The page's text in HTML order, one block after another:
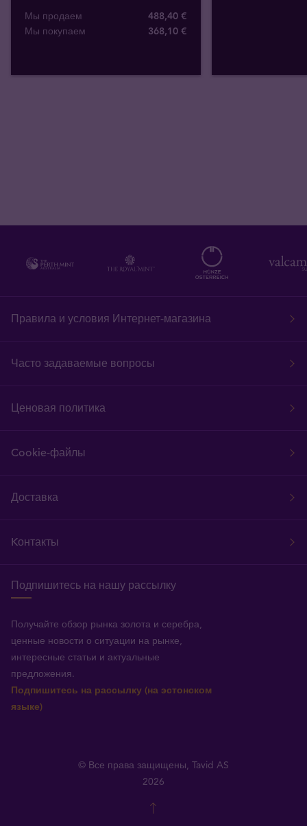
Мы продаем
488,40 €
Мы покупаем
368,10 €
Правила и условия Интернет-магазина
Часто задаваемые вопросы
Ценовая политика
Cookie-файлы
Доставка
Kонтакты
Подпишитесь на нашу рассылку
Получайте обзор рынка золота и серебра,
ценные новости о ситуации на рынке,
интересные статьи и актуальные
предложения.
Подпишитесь на рассылку (на эстонском
языке)
© Все права защищены, Tavid AS
2026